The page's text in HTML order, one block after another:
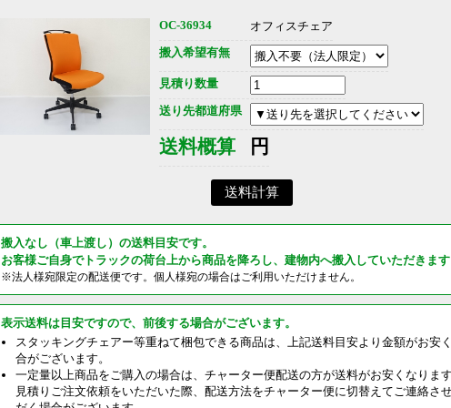
OC-36934
オフィスチェア
搬入希望有無
見積り数量
送り先都道府県
送料概算 円
搬入なし（車上渡し）の送料目安です。
お客様ご自身でトラックの荷台上から商品を降ろし、建物内へ搬入していただきま
※法人様宛限定の配送便です。個人様宛の場合はご利用いただけません。
表示送料は目安ですので、前後する場合がございます。
スタッキングチェアー等重ねて梱包できる商品は、上記送料目安より金額がお安
合がございます。
一定量以上商品をご購入の場合は、チャーター便配送の方が送料がお安くなりま
見積りご注文依頼をいただいた際、配送方法をチャーター便に切替えてご連絡さ